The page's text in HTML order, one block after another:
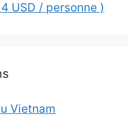
USD / personne )
Vietnam